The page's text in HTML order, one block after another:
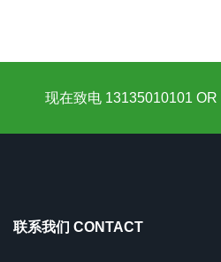
现在致电 13135010101
联系我们 CONTACT